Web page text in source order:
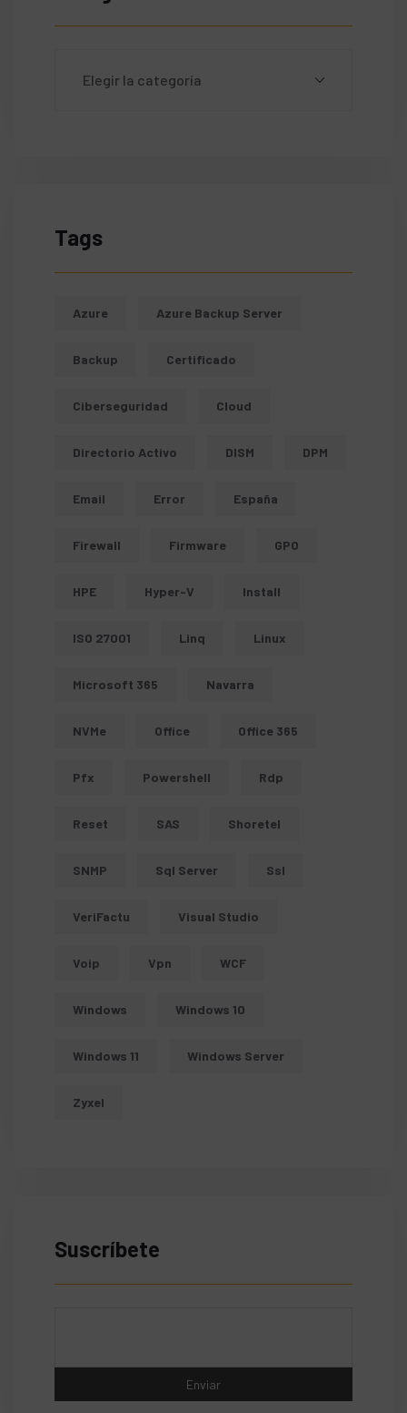
Tags
Azure Azure Backup Server
Backup Certificado
Ciberseguridad Cloud
Directorio Activo DISM DPM
Email Error España
Firewall Firmware GPO
HPE Hyper-V Install
ISO 27001 Linq Linux
Microsoft 365 Navarra
NVMe Office Office 365
Pfx Powershell Rdp
Reset SAS Shoretel
SNMP Sql Server Ssl
VeriFactu Visual Studio
Voip Vpn WCF
Windows Windows 10
Windows 11 Windows Server
Zyxel
Suscríbete